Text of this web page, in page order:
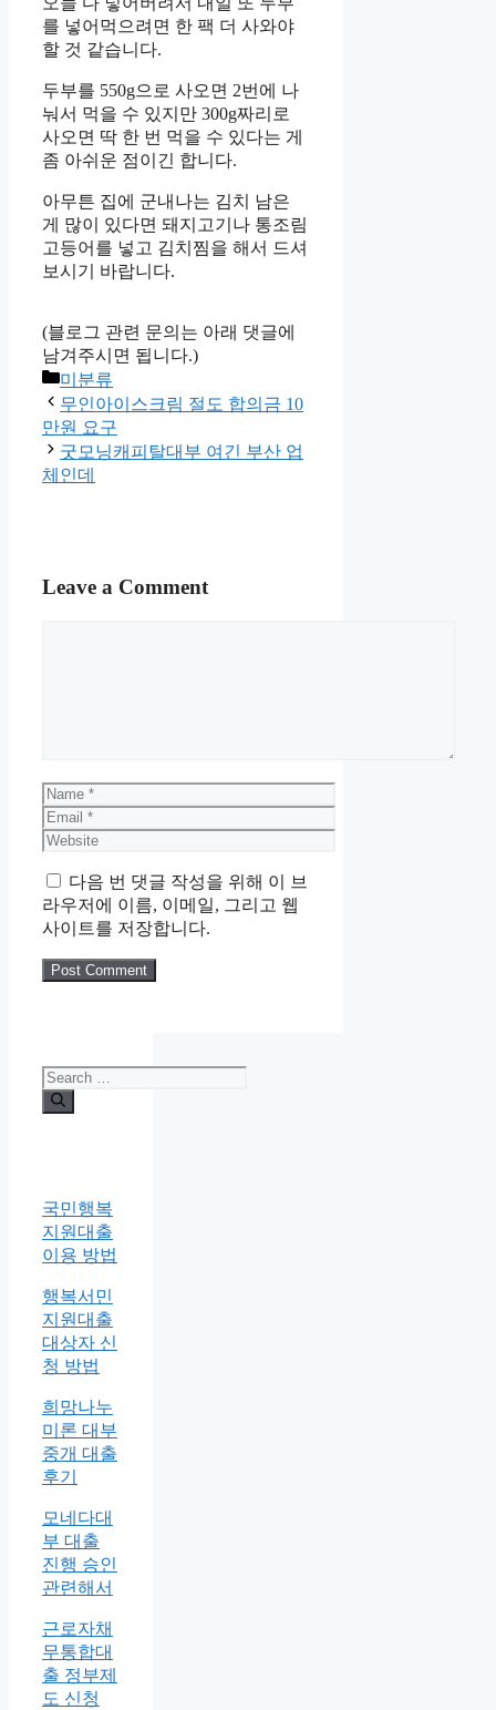
를 넣어먹으려면 한 팩 더 사와야
할 것 같습니다.
두부를 550g으로 사오면 2번에 나
눠서 먹을 수 있지만 300g짜리로
사오면 딱 한 번 먹을 수 있다는 게
좀 아쉬운 점이긴 합니다.
아무튼 집에 군내나는 김치 남은
게 많이 있다면 돼지고기나 통조림
고등어를 넣고 김치찜을 해서 드셔
보시기 바랍니다.
(블로그 관련 문의는 아래 댓글에
남겨주시면 됩니다.)
Categories
미분류
무인아이스크림 절도 합의금 10
만원 요구
굿모닝캐피탈대부 여긴 부산 업
체인데
Leave a Comment
Name
Email
Website
다음 번 댓글 작성을 위해 이 브
라우저에 이름, 이메일, 그리고 웹
사이트를 저장합니다.
Search
for:
국민행복
지원대출
이용 방법
행복서민
지원대출
대상자 신
청 방법
희망나누
미론 대부
중개 대출
후기
모네다대
부 대출
진행 승인
관련해서
근로자채
무통합대
출 정부제
도 신청